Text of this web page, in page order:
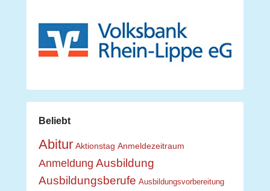
Beliebt
Abitur Aktionstag Anmeldezeitraum
Anmeldung Ausbildung
Ausbildungsberufe Ausbildungsvorbereitung